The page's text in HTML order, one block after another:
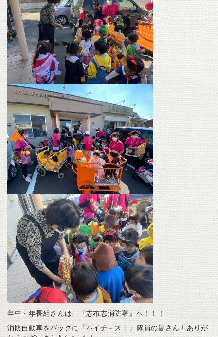
年中・年長組さんは、『志布志消防署』へ！！！
消防自動車をバックに『ハイチ－ズ
』隊員の皆さん！ありが